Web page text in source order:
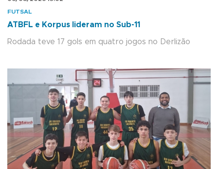
FUTSAL
ATBFL e Korpus lideram no Sub-11
Rodada teve 17 gols em quatro jogos no Derlizão